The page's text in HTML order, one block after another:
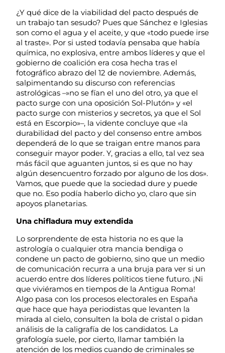
¿Y qué dice de la viabilidad del pacto después de
un trabajo tan sesudo? Pues que Sánchez e Iglesias
son como el agua y el aceite, y que «todo puede irse
al traste». Por si usted todavía pensaba que había
química, no explosiva, entre ambos líderes y que el
gobierno de coalición era cosa hecha tras el
fotográfico abrazo del 12 de noviembre. Además,
salpimentando su discurso con referencias
astrológicas –»no se fían el uno del otro, ya que el
pacto surge con una oposición Sol-Plutón» y «el
pacto surge con misterios y secretos, ya que el Sol
está en Escorpio»–, la vidente concluye que «la
durabilidad del pacto y del consenso entre ambos
dependerá de lo que se traigan entre manos para
conseguir mayor poder. Y, gracias a ello, tal vez sea
más fácil que aguanten juntos, si es que no hay
algún desencuentro forzado por alguno de los dos».
Vamos, que puede que la sociedad dure y puede
que no. Eso podía haberlo dicho yo, claro que sin
apoyos planetarias.
Una chifladura muy extendida
Lo sorprendente de esta historia no es que la
astrología o cualquier otra mancia bendiga o
condene un pacto de gobierno, sino que un medio
de comunicación recurra a una bruja para ver si un
acuerdo entre dos líderes políticos tiene futuro. ¡Ni
que viviéramos en tiempos de la Antigua Roma!
Algo pasa con los procesos electorales en España
que hace que haya periodistas que levanten la
mirada al cielo, consulten la bola de cristal o pidan
análisis de la caligrafía de los candidatos. La
grafología suele, por cierto, llamar también la
atención de los medios cuando de criminales se